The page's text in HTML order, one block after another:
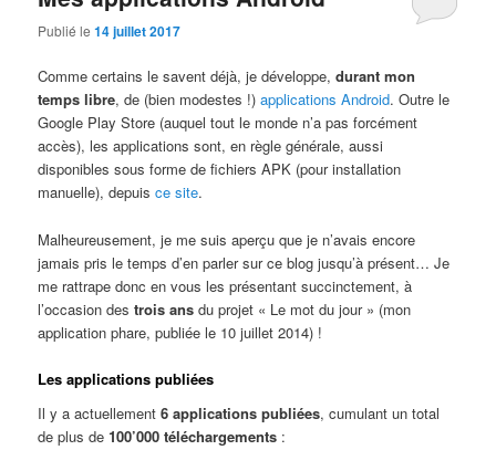
Publié le14 juillet 2017
Comme certains le savent déjà, je développe,durant mon
temps libre, de (bien modestes !)applications Android. Outre le
Google Play Store (auquel tout le monde n’a pas forcément
accès), les applications sont, en règle générale, aussi
disponibles sous forme de fichiers APK (pour installation
manuelle), depuisce site.
Malheureusement, je me suis aperçu que je n’avais encore
jamais pris le temps d’en parler sur ce blog jusqu’à présent… Je
me rattrape donc en vous les présentant succinctement, à
l’occasion destrois ans du projet « Le mot du jour » (mon
application phare, publiée le 10 juillet 2014) !
Les applications publiées
Il y a actuellement6 applications publiées, cumulant un total
de plus de100’000 téléchargements :